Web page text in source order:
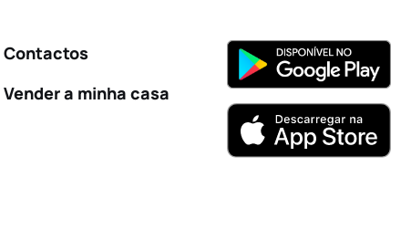
Contactos
Vender a minha casa